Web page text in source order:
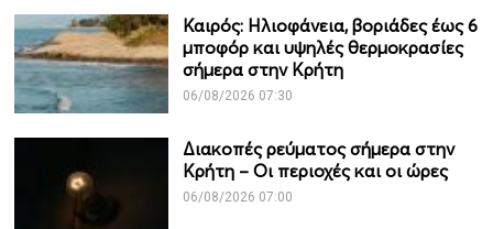
Καιρός: Ηλιοφάνεια, βοριάδες έως 6
μποφόρ και υψηλές θερμοκρασίες
σήμερα στην Κρήτη
06/08/2026 07:30
Διακοπές ρεύματος σήμερα στην
Κρήτη – Οι περιοχές και οι ώρες
06/08/2026 07:00